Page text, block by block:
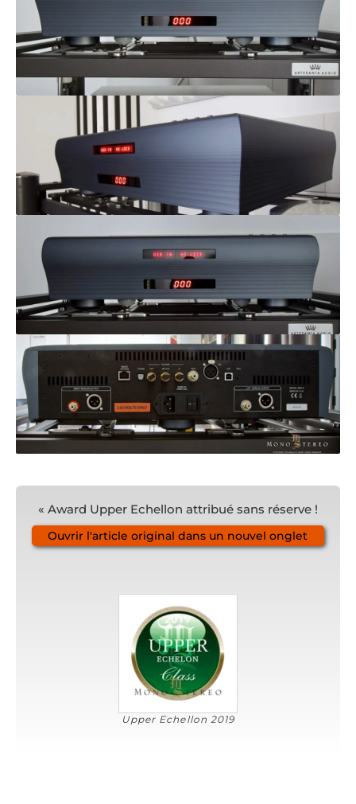
« Award Upper Echellon attribué sans réserve !
Ouvrir l'article original dans un nouvel onglet
Upper Echellon 2019